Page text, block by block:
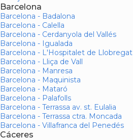
Barcelona
Barcelona - Badalona
Barcelona - Calella
Barcelona - Cerdanyola del Vallés
Barcelona - Igualada
Barcelona - L'Hospitalet de Llobregat
Barcelona - Lliça de Vall
Barcelona - Manresa
Barcelona - Maquinista
Barcelona - Mataró
Barcelona - Palafolls
Barcelona - Terrassa av. st. Eulalia
Barcelona - Terrassa ctra. Moncada
Barcelona - Villafranca del Penedés
Cáceres